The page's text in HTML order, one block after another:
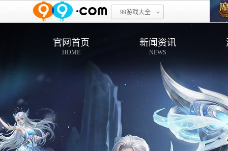
99游戏大全
官网首页
HOME
新闻资讯
NEWS